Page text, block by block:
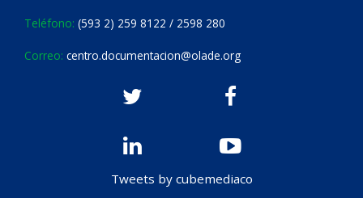
Teléfono: (593 2) 259 8122 / 2598 280
Correo: centro.documentacion@olade.org
Tweets by cubemediaco